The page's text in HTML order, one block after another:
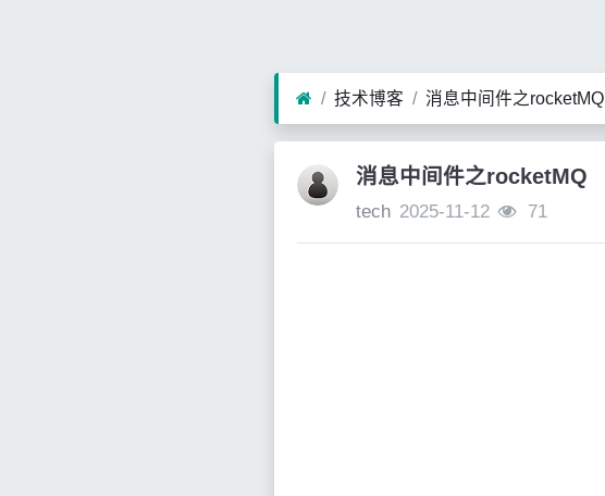
技术博客 消息中间件之rocketMQ
消息中间件之rocketMQ
tech 2025-11-12 71